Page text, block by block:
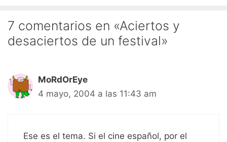
7 comentarios en «Aciertos y
desaciertos de un festival»
MoRdOrEye
4 mayo, 2004 a las 11:43 am
Ese es el tema. Si el cine español, por el